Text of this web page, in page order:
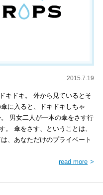
2015.7.19
キドキ。 外から見ているとそ
に入ると、ドキドキしちゃ
男女二人が一本の傘をさす行
。 傘をさす、ということは、
、あなただけのプライベート
read more